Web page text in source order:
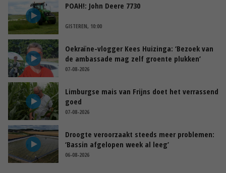
POAH!: John Deere 7730
GISTEREN, 10:00
Oekraïne-vlogger Kees Huizinga: ‘Bezoek van
de ambassade mag zelf groente plukken’
07-08-2026
Limburgse mais van Frijns doet het verrassend
goed
07-08-2026
Droogte veroorzaakt steeds meer problemen:
‘Bassin afgelopen week al leeg’
06-08-2026